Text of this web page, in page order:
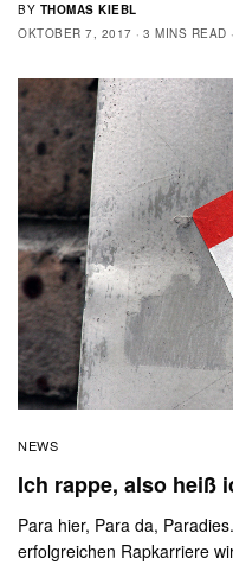
BY THOMAS KIEBL
OKTOBER 7, 2017
3 MINS READ
NEWS
Ich rappe, also heiß
Para hier, Para da,
erfolgreichen Rapkarriere